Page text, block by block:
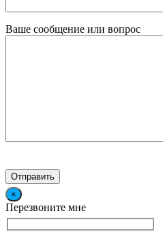
Ваше сообщение или вопрос
×
Перезвоните мне